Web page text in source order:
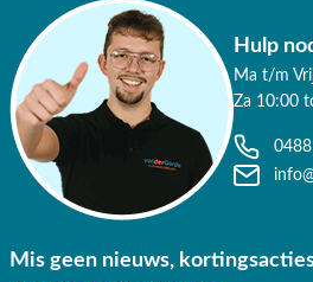
Hulp
Ma t/m
Za 10:00
Mis geen nieuws,